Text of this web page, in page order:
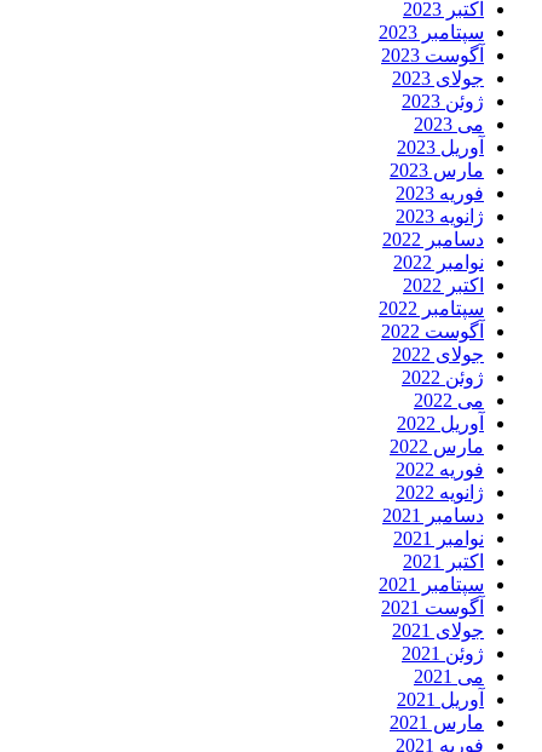
اکتبر 2023
سپتامبر 2023
آگوست 2023
جولای 2023
ژوئن 2023
می 2023
آوریل 2023
مارس 2023
فوریه 2023
ژانویه 2023
دسامبر 2022
نوامبر 2022
اکتبر 2022
سپتامبر 2022
آگوست 2022
جولای 2022
ژوئن 2022
می 2022
آوریل 2022
مارس 2022
فوریه 2022
ژانویه 2022
دسامبر 2021
نوامبر 2021
اکتبر 2021
سپتامبر 2021
آگوست 2021
جولای 2021
ژوئن 2021
می 2021
آوریل 2021
مارس 2021
فوریه 2021